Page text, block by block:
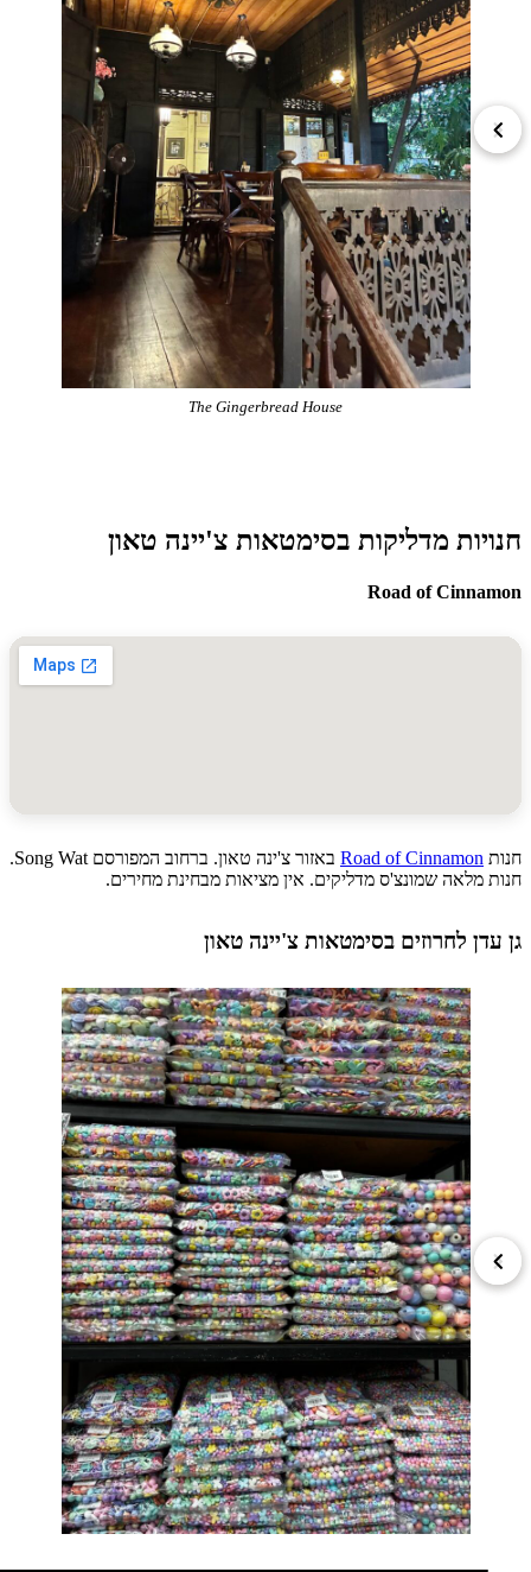
The Gingerbread House
מדליקות בסימטאות צ'יינה טאון
Road of
Road of Cinnamon
באזור צ'ינה טאון. ברחוב המפורסם Song Wat.
מלאה שמונצ'ס מדליקים. אין מציאות מבחינת מחירים.
לחרוזים בסימטאות צ'יינה טאון